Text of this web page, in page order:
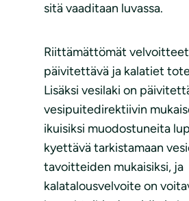
sitä vaaditaan luvassa.
Riittämättömät
päivitettävä ja kalatiet
Lisäksi vesilaki on
vesipuitedirektiivin
ikuisiksi muodostuneita
kyettävä tarkistamaan
tavoitteiden mukaisiksi, ja
kalatalousvelvoite on